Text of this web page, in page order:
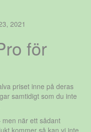
2021
för
priset inne på deras
samtidigt som du inte
men när ett sådant